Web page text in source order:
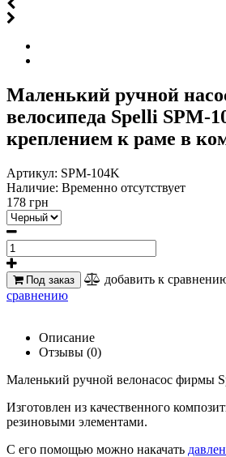
Маленький ручной
велосипеда Spelli SPM-
креплением к раме в
Артикул: SPM-104K
Наличие: Временно отсутствует
178 грн
Под заказ добавить к
сравнению
Описание
Отзывы (0)
Маленький ручной велонасос фирмы
Изготовлен из качественного
резиновыми элементами.
С его помощью можно накачать